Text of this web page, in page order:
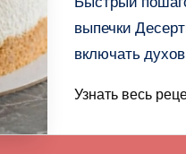
выпечки
включать
Узнать весь